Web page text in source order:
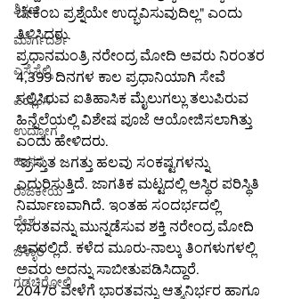
ಶಿಕ್ಷಣ
ಮಾರ್ಗದರ್ಶಿ
ಎಸ್ಸೆಸ್ಸೆಲ್ಸಿ
ಪಿಯುಸಿ
ಉದ್ಯೋಗ
ಹಾಸನ
ರಾಜಕೀಯ
ದೇಶ
ಬಳ್ಳಾರಿ
ಗಡಚಿರೋಲಿ
ಬೇಕೆಂಬ ಪ್ರಶ್ನೆಯೇ ಉದ್ಭವಿಸುವುದಿಲ್ಲ" ಎಂದು
ತಿಳಿಸಿದರು.
ಪ್ರಧಾನಮಂತ್ರಿ ನರೇಂದ್ರ ಮೋದಿ ಅವರು ನಿರಂತರ
4,399 ದಿನಗಳ ಕಾಲ ಪ್ರಧಾನಿಯಾಗಿ ಸೇವೆ
ಸಲ್ಲಿಸಿರುವ ಐತಿಹಾಸಿಕ ಮೈಲುಗಲ್ಲು ತಲುಪಿರುವ
ಹಿನ್ನೆಲೆಯಲ್ಲಿ ವಿಶೇಷ ಪೂಜೆ ಆಯೋಜಿಸಲಾಗಿತ್ತು
ಎಂದು ಹೇಳಿದರು.
"ಪ್ರಸ್ತುತ ಜಗತ್ತು ಹಲವು ಸಂಕಷ್ಟಗಳನ್ನು
ಎದುರಿಸುತ್ತಿದೆ. ಜಾಗತಿಕ ಮಟ್ಟದಲ್ಲಿ ಅಸ್ಥಿರ ಪರಿಸ್ಥಿತಿ
ನಿರ್ಮಾಣವಾಗಿದೆ. ಇಂತಹ ಸಂದರ್ಭದಲ್ಲಿ
ಭಾರತವನ್ನು ಮುನ್ನಡೆಸುವ ಶಕ್ತಿ ನರೇಂದ್ರ ಮೋದಿ
ಅವರಲ್ಲಿದೆ. ಕಳೆದ ಮೂರು-ನಾಲ್ಕು ತಿಂಗಳುಗಳಲ್ಲಿ
ಅವರು ಅದನ್ನು ಸಾಬೀತುಪಡಿಸಿದ್ದಾರೆ.
2047ರ ವೇಳೆಗೆ ಭಾರತವನ್ನು ಆತ್ಮನಿರ್ಭರ ಹಾಗೂ